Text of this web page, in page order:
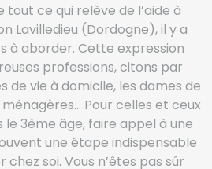
tout ce qui relève de l’aide à
Lavilledieu (Dordogne), il y a
à aborder. Cette expression
professions, citons par
de vie à domicile, les dames de
Pour celles et ceux
3ème âge, faire appel à une
une étape indispensable
soi. Vous n’êtes pas sûr